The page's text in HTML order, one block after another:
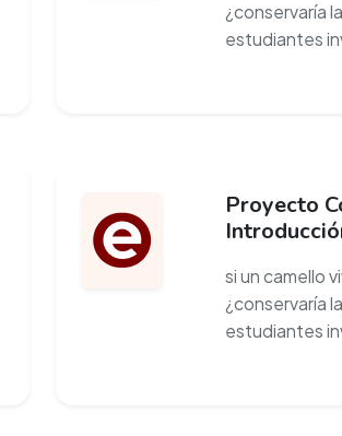
¿conservaría
estudiantes
Proyecto
si un camello
¿conservaría
estudiantes